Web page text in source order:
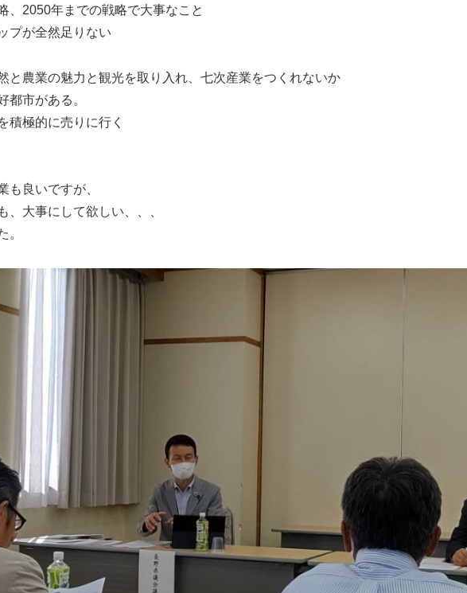
、2050年までの戦略で大事なこと
プが全然足りない
と農業の魅力と観光を取り入れ、七次産業をつくれないか
都市がある。
積極的に売りに行く
も良いですが、
、大事にして欲しい、、、
。